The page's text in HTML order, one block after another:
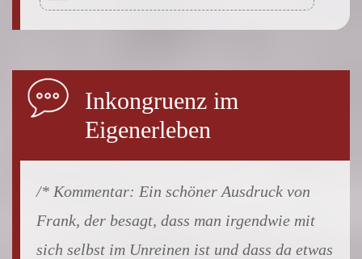
Inkongruenz im
Eigenerleben
Ein schöner Ausdruck von
Frank, der besagt, dass man irgendwie mit
sich selbst im Unreinen ist und dass da etwas